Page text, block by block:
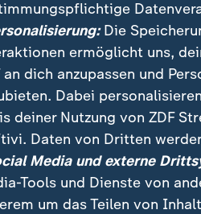
| heute 19:00 Uhr:
für
Terrorgruppe
Die
ermöglicht uns,
an dich anzupassen und
Dabei
deiner Nutzung von ZDF
Daten von Dritten
Media und externe
Tools und Dienste von
um das Teilen von